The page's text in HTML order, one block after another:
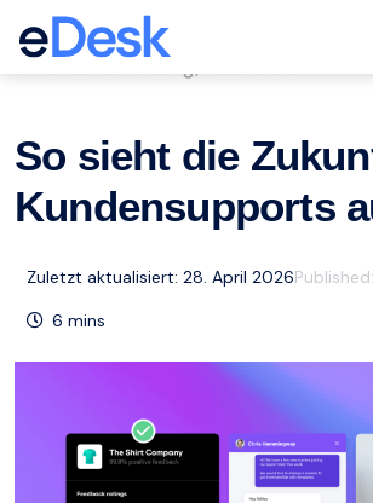
eCommerce Support Central
So sieht die
Kundensupports
Zuletzt aktualisiert: 28. April 2026Published:
6 mins